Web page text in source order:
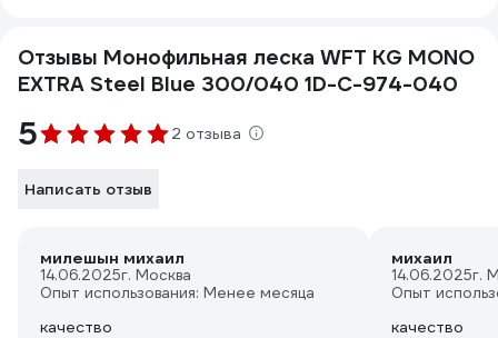
Отзывы Монофильная леска WFT KG MONO
EXTRA Steel Blue 300/040 1D-C-974-040
5 2 отзыва
Написать отзыв
милешын михаил
14.06.2025г. Москва
Опыт использования: Менее месяца
качество
михаил
14.06.2025г.
Опыт
качество